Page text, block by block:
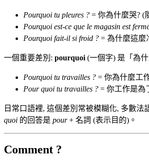
Pourquoi tu pleures ? = 你為什麼哭? (
Pourquoi est-ce que le magasin est
Pourquoi fait-il si froid ? = 為什麼這麼
一個重要差別: pourquoi (一個字) 是「為
Pourquoi tu travailles ? = 你為什麼工
Pour quoi tu travailles ? = 你工作是為
日常口語裡, 這個差別常被模糊化, 多數法
quoi 的回答是 pour+ 名詞 (表示目的)。
Comment ?